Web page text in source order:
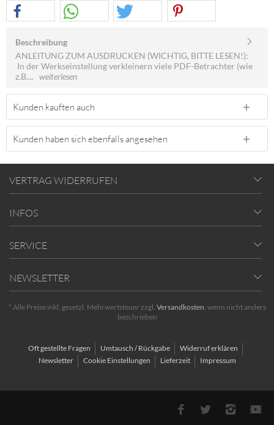
Beschreibung
ANLEITUNG ZUM AUSDRUCKEN (WICHTIG, BITTE LESEN!):
In der Werkseinstellung verkleinern viele PDF-Betrachter (wie
z.B.... weiterlesen
Kunden kauften auch
Kunden haben sich ebenfalls angesehen
VERTRAG WIDERRUFEN
INFOS
SERVICE
NEWSLETTER
* Alle Preise inkl. gesetzl. Mehrwertsteuer zzgl. Versandkosten, wenn nicht anders
beschrieben
Oft gestellte Fragen Umtausch / Rückgabe
Widerruf erklären
Newsletter
Cookie Einstellungen Lieferzeit Impressum